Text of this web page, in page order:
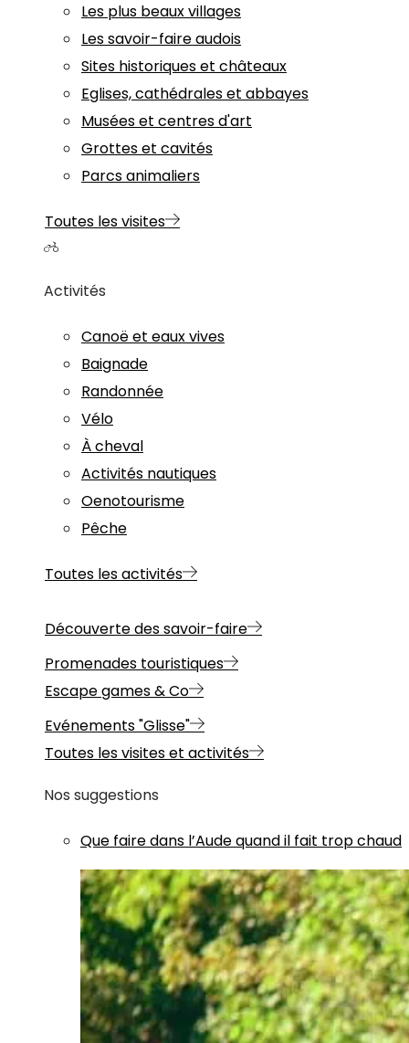
Les plus beaux villages
Les savoir-faire audois
Sites historiques et châteaux
Eglises, cathédrales et abbayes
Musées et centres d'art
Grottes et cavités
Parcs animaliers
Toutes les visites
Activités
Canoë et eaux vives
Baignade
Randonnée
Vélo
À cheval
Activités nautiques
Oenotourisme
Pêche
Toutes les activités
Découverte des savoir-faire
Promenades touristiques
Escape games & Co
Evénements "Glisse"
Toutes les visites et activités
Nos suggestions
Que faire dans l’Aude quand il fait trop chaud